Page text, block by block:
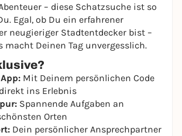
– diese Schatzsuche ist so
Egal, ob Du ein erfahrener
neugieriger Stadtentdecker bist –
macht Deinen Tag unvergesslich.
Mit Deinem persönlichen Code
ins Erlebnis
Spannende Aufgaben an
Orten
Dein persönlicher Ansprechpartner